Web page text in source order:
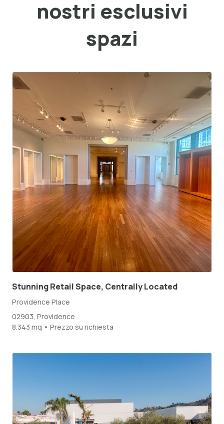
nostri esclusivi
spazi
Stunning Retail Space, Centrally Located
Providence Place
02903, Providence
8.343 mq • Prezzo su richiesta